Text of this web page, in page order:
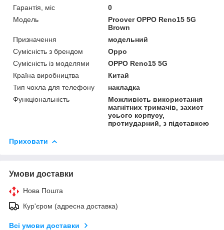
Гарантія, міс
0
Мoдель
Proover OPPO Reno15 5G
Brown
Призначення
модельний
Сумісність з брендом
Oppo
Сумісність із моделями
OPPO Reno15 5G
Країна виробництва
Китай
Тип чохла для телефону
накладка
Функціональність
Можливість використання
магнітних тримачів, захист
усього корпусу,
протиударний, з підставкою
Приховати
Умови доставки
Нова Пошта
Кур'єром (адресна доставка)
Всі умови доставки